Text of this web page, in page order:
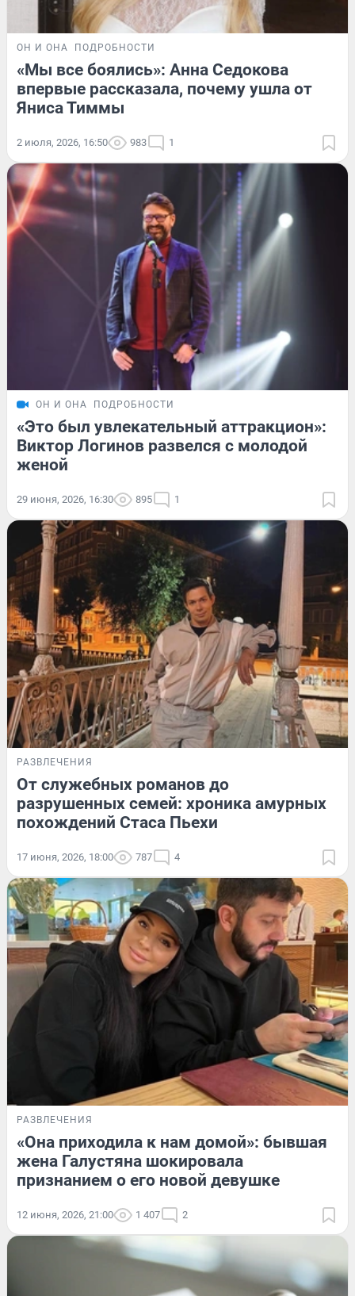
ОН И ОНА ПОДРОБНОСТИ
«Мы все боялись»: Анна Седокова
впервые рассказала, почему ушла от
Яниса Тиммы
2 июля, 2026, 16:50 983 1
ОН И ОНА ПОДРОБНОСТИ
«Это был увлекательный аттракцион»:
Виктор Логинов развелся с молодой
женой
29 июня, 2026, 16:30 895 1
РАЗВЛЕЧЕНИЯ
От служебных романов до
разрушенных семей: хроника амурных
похождений Стаса Пьехи
17 июня, 2026, 18:00 787 4
РАЗВЛЕЧЕНИЯ
«Она приходила к нам домой»: бывшая
жена Галустяна шокировала
признанием о его новой девушке
12 июня, 2026, 21:00 1 407 2